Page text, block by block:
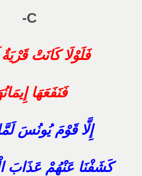
C-
فَلَوْلَا كَانَتْ قَرْيَةٌ
فَنَفَعَهَا
إِلَّا قَوْمَ يُونُسَ لَمَّا
كَشَفْنَا عَنْهُمْ عَذَابَ